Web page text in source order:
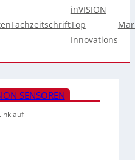
Fachzeitschrift
inVISION
Top
Innovations
SENSOREN
auf